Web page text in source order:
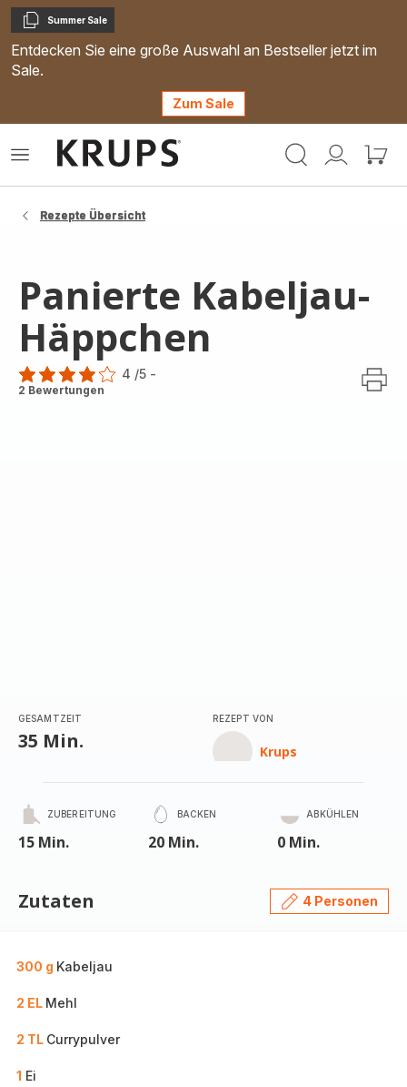
Kopieren
Summer Sale
Entdecken Sie eine große Auswahl an Bestseller jetzt im
Sale.
Zum Sale
Mein
Mein
Das
Rezepte Übersicht
Panierte Kabeljau-
Häppchen
Bewertung
4 /5 -
2 Bewertungen
GESAMTZEIT
35 Min.
REZEPT VON
Krups
ZUBEREITUNG
15 Min.
BACKEN
20 Min.
ABKÜHLEN
0 Min.
Zutaten 4 Personen
300 g Kabeljau
2 EL Mehl
2 TL Currypulver
1 Ei